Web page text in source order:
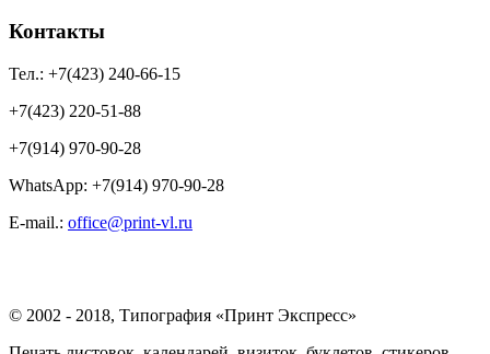
Контакты
Тел.: +7(423) 240-66-15
+7(423) 220-51-88
+7(914) 970-90-28
WhatsApp: +7(914) 970-90-28
Е-mail.: office@print-vl.ru
© 2002 - 2018, Типография «Принт Экспресс»